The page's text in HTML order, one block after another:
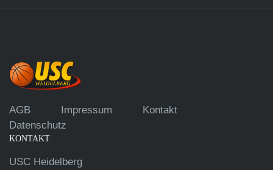
AGB Impressum
Kontakt
Datenschutz
KONTAKT
USC Heidelberg